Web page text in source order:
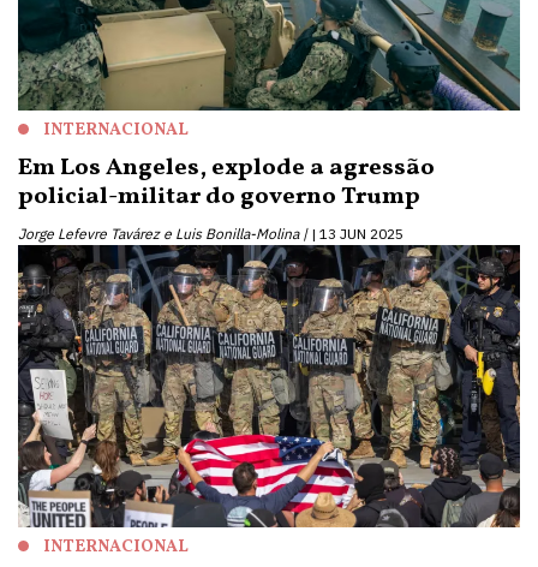
INTERNACIONAL
Em Los Angeles, explode a agressão
policial-militar do governo Trump
Jorge Lefevre Tavárez e Luis Bonilla-Molina | 13 JUN 2025
INTERNACIONAL